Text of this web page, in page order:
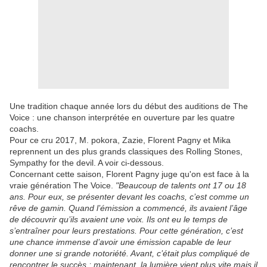
Une tradition chaque année lors du début des auditions de The
Voice : une chanson interprétée en ouverture par les quatre
coachs.
Pour ce cru 2017, M. pokora, Zazie, Florent Pagny et Mika
reprennent un des plus grands classiques des Rolling Stones,
Sympathy for the devil. A voir ci-dessous.
Concernant cette saison, Florent Pagny juge qu'on est face à la
vraie génération The Voice. "Beaucoup de talents ont 17 ou 18
ans. Pour eux, se présenter devant les coachs, c’est comme un
rêve de gamin. Quand l’émission a commencé, ils avaient l’âge
de découvrir qu’ils avaient une voix. Ils ont eu le temps de
s’entraîner pour leurs prestations. Pour cette génération, c’est
une chance immense d’avoir une émission capable de leur
donner une si grande notoriété. Avant, c’était plus compliqué de
rencontrer le succès ; maintenant, la lumière vient plus vite mais il